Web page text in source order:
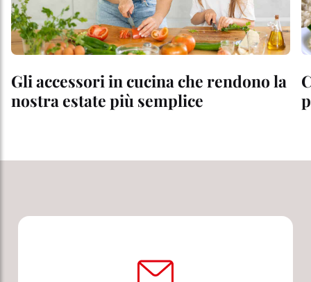
Gli accessori in cucina che rendono la
nostra estate più semplice